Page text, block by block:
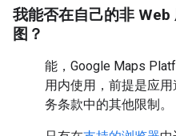
我能否在自己的非
图？
能，Google Maps
用内使用，前提是应
务条款中的其他限制。